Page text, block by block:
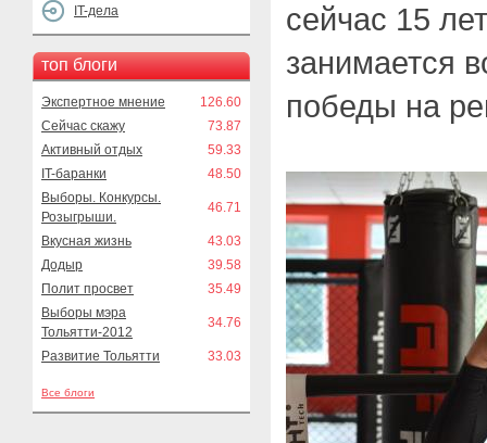
IT-дела
топ блоги
Экспертное мнение
126.60
Сейчас скажу
73.87
Активный отдых
59.33
IT-баранки
48.50
Выборы. Конкурсы.
Розыгрыши.
46.71
Вкусная жизнь
43.03
Додыр
39.58
Полит просвет
35.49
Выборы мэра
Тольятти-2012
34.76
Развитие Тольятти 33.03
Все блоги
сейчас 15
занимается
победы на